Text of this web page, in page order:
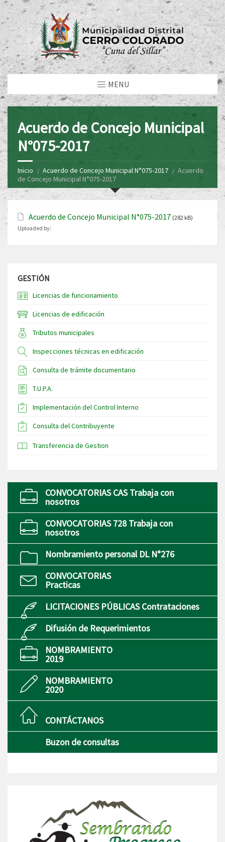
MENU
Acuerdo de Concejo Municipal
N°075-2017
Inicio Acuerdo de Concejo Municipal N°075-2017
Acuerdo
de Concejo Municipal N°075-2017
Acuerdo de Concejo Municipal N°075-2017 (282 kB)
Uploaded by:
GESTIÓN
Licencias de funcionamiento
Licencias de edificación
Tributos municipales
Inspecciones técnicas en edificación
Consulta de trámite documentario
T.U.P.A.
Implementación del Control Interno
Consulta del Contribuyente
Transferencia de Gestion
CONVOCATORIAS CAS Trabaja con
nosotros
CONVOCATORIAS 728 Trabaja con
nosotros
Nombramiento personal DL N°276
CONVOCATORIAS
Practicas
LICITACIONES PÚBLICAS Contrataciones
Difusión de Requerimientos
NOMBRAMIENTO
2019
NOMBRAMIENTO
2020
CONTÁCTANOS
Buzon de consultas